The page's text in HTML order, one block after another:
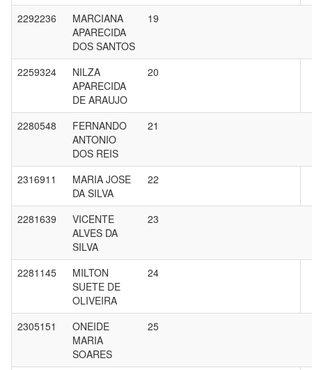
2292236
MARCIANA
APARECIDA
DOS SANTOS
19
2259324
NILZA
APARECIDA
DE ARAUJO
20
2280548
FERNANDO
ANTONIO
DOS REIS
21
2316911
MARIA JOSE
DA SILVA
22
2281639
VICENTE
ALVES DA
SILVA
23
2281145
MILTON
SUETE DE
OLIVEIRA
24
2305151
ONEIDE
MARIA
SOARES
25